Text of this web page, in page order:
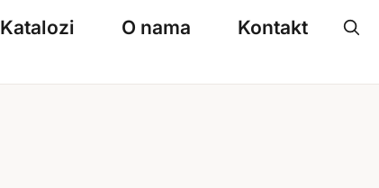
Katalozi O nama Kontakt